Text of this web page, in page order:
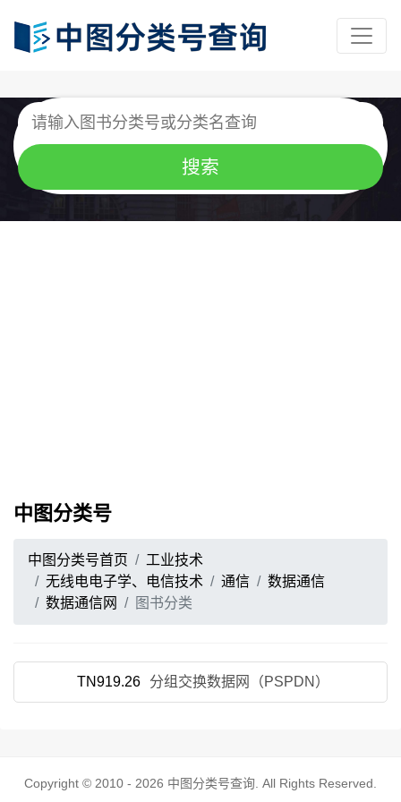
中图分类号
中图分类号首页
工业技术
无线电电子学、电信技术
通信
数据通信
数据通信网
图书分类
TN919.26 分组交换数据网（PSPDN）
Copyright © 2010 - 2026 中图分类号查询 . All Rights Reserved.